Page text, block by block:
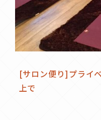
[サロン便り]プライ
上で